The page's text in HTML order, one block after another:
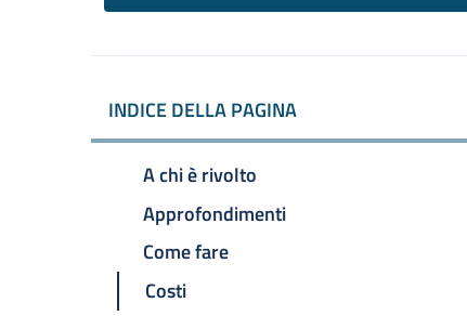
INDICE DELLA PAGINA
A chi è rivolto
Approfondimenti
Come fare
Costi